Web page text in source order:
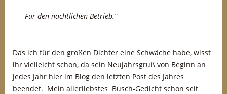
Für den nächtlichen Betrieb.”
Das ich für den großen Dichter eine Schwäche habe, wisst
ihr vielleicht schon, da sein Neujahrsgruß von Beginn an
jedes Jahr hier im Blog den letzten Post des Jahres
beendet. Mein allerliebstes Busch-Gedicht schon seit